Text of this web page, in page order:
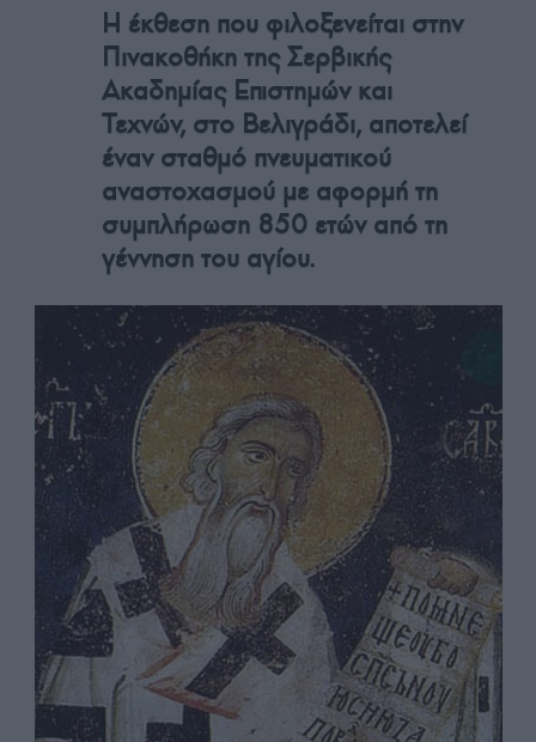
Η έκθεση που φιλοξενείται στην
Πινακοθήκη της Σερβικής
Ακαδημίας Επιστημών και
Τεχνών, στο Βελιγράδι, αποτελεί
έναν σταθμό πνευματικού
αναστοχασμού με αφορμή τη
συμπλήρωση 850 ετών από τη
γέννηση του αγίου.